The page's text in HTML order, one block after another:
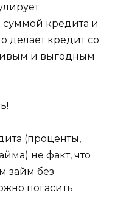
суммой кредита и
делает кредит со
и выгодным
(проценты,
не факт, что
займ без
погасить